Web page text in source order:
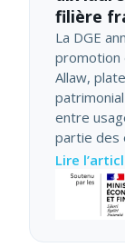
filière
La DGE
promotion
Allaw,
entre
partie des
Lire